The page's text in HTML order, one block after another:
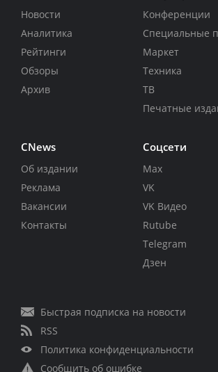
Новости
Аналитика
Рейтинги
Обзоры
Архив
Конференции
Специальные
Маркет
Техника
ТВ
Печатные
CNews
Об издании
Реклама
Вакансии
Контакты
Соцсети
Max
VK
VK Видео
Rutube
Telegram
Дзен
Быстрая подписка на новости
RSS
Политика конфиденциальности
Сообщить об ошибке